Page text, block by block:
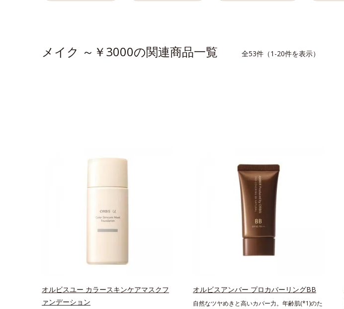
メイク ～￥3000の関連商品一覧 全53件（1-20件を表示）
オルビスユー カラースキンケアマスクフ
ァンデーション
オルビスアンバー プロカバーリングBB
自然なツヤめきと高いカバー力。年齢肌(*1)のた